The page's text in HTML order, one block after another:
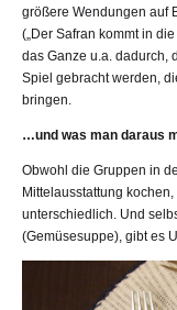
größere Wendungen auf
(„Der Safran kommt in
das Ganze u.a. dadurch,
Spiel gebracht werden,
bringen.
…und was man daraus
Obwohl die Gruppen in
Mittelausstattung
unterschiedlich. Und
(Gemüsesuppe), gibt es